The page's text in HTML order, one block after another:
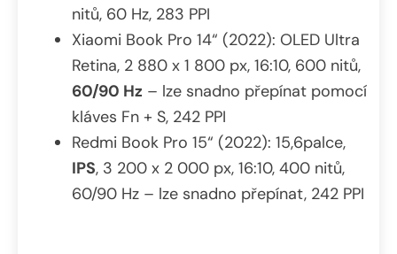
nitů, 60 Hz, 283 PPI
Xiaomi Book Pro 14“ (2022): OLED Ultra
Retina, 2 880 x 1 800 px, 16:10, 600 nitů,
60/90 Hz – lze snadno přepínat pomocí
kláves Fn + S, 242 PPI
Redmi Book Pro 15“ (2022): 15,6palce,
IPS, 3 200 x 2 000 px, 16:10, 400 nitů,
60/90 Hz – lze snadno přepínat, 242 PPI